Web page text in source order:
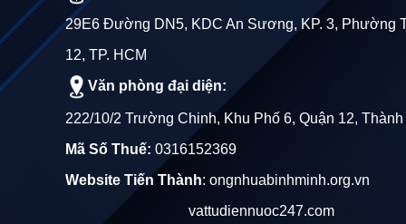
ỐNG NHỰA PVC 130 QUỐC TRUNG
ỐNG NHỰA PVC 140 QUỐC TRUNG
ỐNG NHỰA PVC 150 QUỐC TRUNG
ỐNG NHỰA PVC 168 QUỐC TRUNG
ỐNG NHỰA PVC 200 QUỐC TRUNG
29E6 Đường DN5, KDC An Sương, KP. 3, Phường
12, TP. HCM
Văn phòng đại diện:
222/10/2 Trường Chinh, Khu Phố 6, Quận 12,
Mã Số Thuế: 0316152369
Website Tiến Thành: ongnhuabinhminh.org.vn
vattudiennuoc247.com